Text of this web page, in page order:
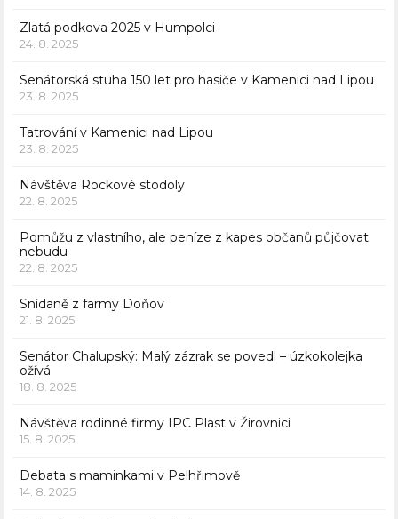
Zlatá podkova 2025 v Humpolci
24. 8. 2025
Senátorská stuha 150 let pro hasiče v Kamenici nad Lipou
23. 8. 2025
Tatrování v Kamenici nad Lipou
23. 8. 2025
Návštěva Rockové stodoly
22. 8. 2025
Pomůžu z vlastního, ale peníze z kapes občanů půjčovat
nebudu
22. 8. 2025
Snídaně z farmy Doňov
21. 8. 2025
Senátor Chalupský: Malý zázrak se povedl – úzkokolejka
ožívá
18. 8. 2025
Návštěva rodinné firmy IPC Plast v Žirovnici
15. 8. 2025
Debata s maminkami v Pelhřimově
14. 8. 2025